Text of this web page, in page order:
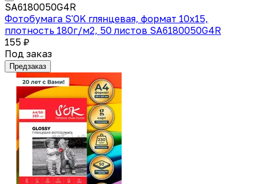
SA6180050G4R
Фотобумага S'OK глянцевая, формат 10x15,
плотность 180г/м2, 50 листов SA6180050G4R
155 ₽
Под заказ
Предзаказ